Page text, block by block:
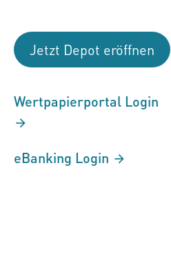
Jetzt Depot eröffnen
Wertpapierportal Login
eBanking Login